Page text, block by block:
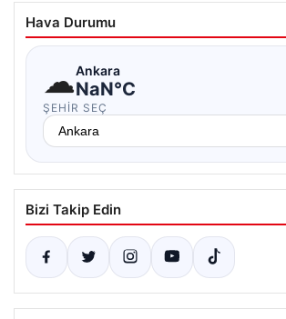
Hava Durumu
☁Ankara
NaN°C
ŞEHIR SEÇ
Bizi Takip Edin